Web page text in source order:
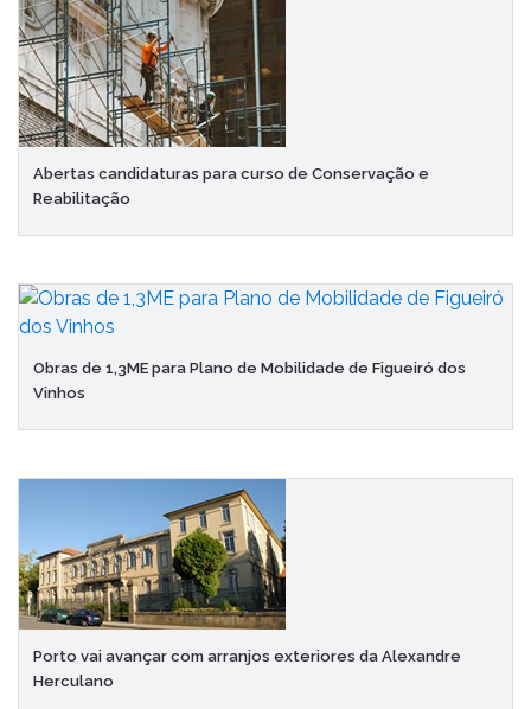
Abertas candidaturas para curso de Conservação e
Reabilitação
Obras de 1,3ME para Plano de Mobilidade de Figueiró dos
Vinhos
Porto vai avançar com arranjos exteriores da Alexandre
Herculano